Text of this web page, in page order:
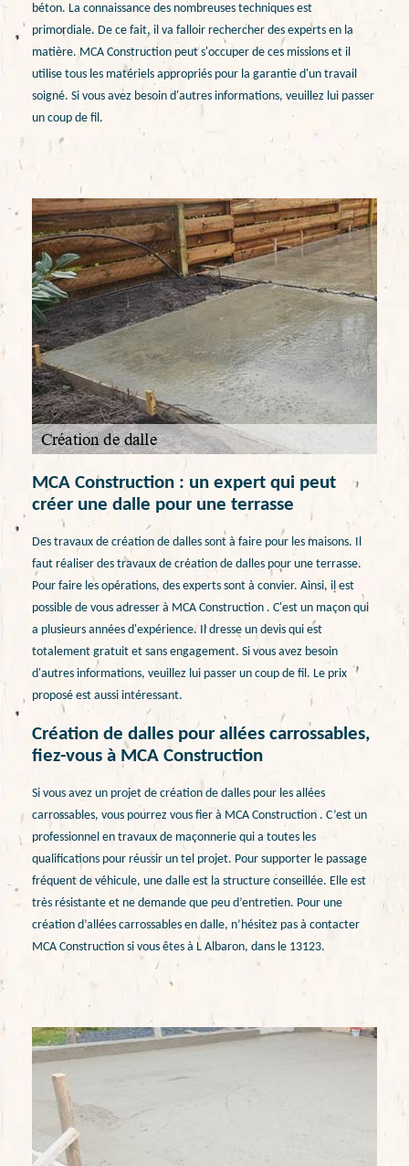
béton. La connaissance des nombreuses techniques est
primordiale. De ce fait, il va falloir rechercher des experts en la
matière. MCA Construction peut s'occuper de ces missions et il
utilise tous les matériels appropriés pour la garantie d'un travail
soigné. Si vous avez besoin d'autres informations, veuillez lui passer
un coup de fil.
MCA Construction : un expert qui peut
créer une dalle pour une terrasse
Des travaux de création de dalles sont à faire pour les maisons. Il
faut réaliser des travaux de création de dalles pour une terrasse.
Pour faire les opérations, des experts sont à convier. Ainsi, il est
possible de vous adresser à MCA Construction . C'est un maçon qui
a plusieurs années d'expérience. Il dresse un devis qui est
totalement gratuit et sans engagement. Si vous avez besoin
d'autres informations, veuillez lui passer un coup de fil. Le prix
proposé est aussi intéressant.
Création de dalles pour allées carrossables,
fiez-vous à MCA Construction
Si vous avez un projet de création de dalles pour les allées
carrossables, vous pourrez vous fier à MCA Construction . C’est un
professionnel en travaux de maçonnerie qui a toutes les
qualifications pour réussir un tel projet. Pour supporter le passage
fréquent de véhicule, une dalle est la structure conseillée. Elle est
très résistante et ne demande que peu d’entretien. Pour une
création d’allées carrossables en dalle, n’hésitez pas à contacter
MCA Construction si vous êtes à L Albaron, dans le 13123.